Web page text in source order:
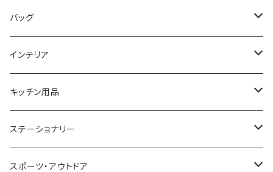
COGU
GAGA MILANO
CACTUS
TIMEX
NIXON
DIESEL
MICHAEL KORS
NO BRAND
TRANSNUMBER
SAAMA HOMME
ARNOLD PALMER
MICHAEL KORS
DIESEL
TIFFANY&CO
FOLLI FOLLIE
POLICE
PAUL HEWITT
22designstudio
DAKS
栃木レザー
NIKE
DUNHILL
NEWYORKER
バッグ
MANHATTAN PORTAGE
United HOMME
RODANIA
BEAMZSQUARE
インテリア
CRYSTOCRAFT
SEIKO
CITIZEN
キッチン用品
I'mD
Helios
ステーショナリー
LAMY
スポーツ・アウトドア